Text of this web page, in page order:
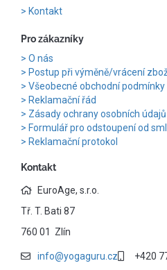
Kontakt
Pro zákazníky
O nás
Postup při výměně/vrácení
Všeobecné obchodní podmínky
Reklamační řád
Zásady ochrany osobních údajů
Formulář pro odstoupení od
Reklamační protokol
Kontakt
EuroAge, s.r.o.
Tř. T. Bati 87
760 01 Zlín
info@yogaguru.cz +420